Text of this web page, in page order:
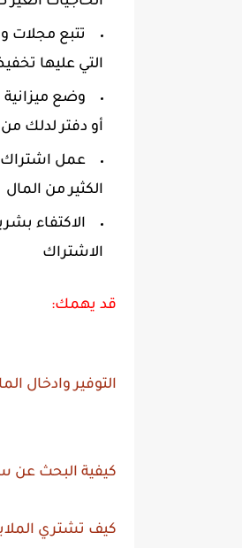
تتبع مجلات
التي عليها
وضع
أو دفتر لدلك
عمل اشتراك
الكثير من المال
الاكتفاء
الاشتراك
قد يهمك:
التوفير وادخال
كيفية البحث عن
كيف تشتري